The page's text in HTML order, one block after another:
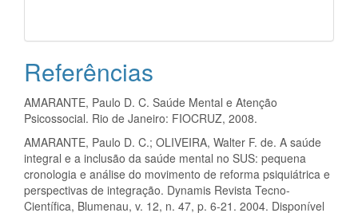
Referências
AMARANTE, Paulo D. C. Saúde Mental e Atenção
Psicossocial. Rio de Janeiro: FIOCRUZ, 2008.
AMARANTE, Paulo D. C.; OLIVEIRA, Walter F. de. A saúde
integral e a inclusão da saúde mental no SUS: pequena
cronologia e análise do movimento de reforma psiquiátrica e
perspectivas de integração. Dynamis Revista Tecno-
Científica, Blumenau, v. 12, n. 47, p. 6-21. 2004. Disponível